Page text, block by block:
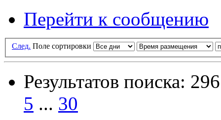
Перейти к сообщению
След. Поле сортировки
Результатов поиска:
5 ... 30